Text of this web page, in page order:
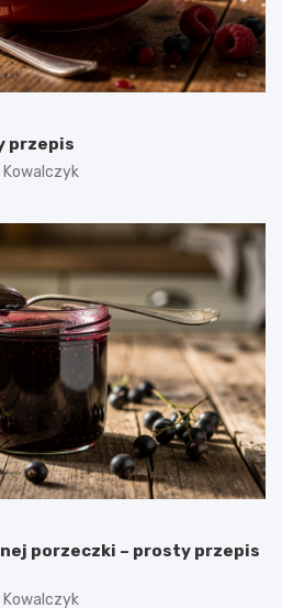
przepis
Kowalczyk
porzeczki – prosty przepis
Kowalczyk